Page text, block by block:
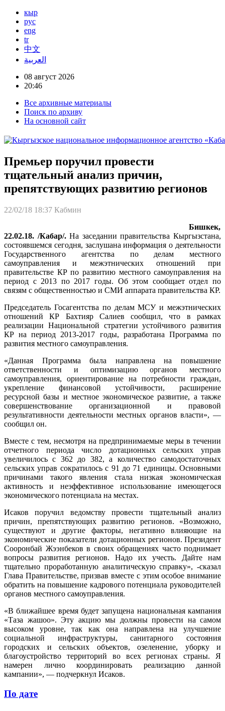
кыр
рус
eng
tr
中文
العربية
08 август 2026
20:46
Все архивные материалы
Поиск по архиву
На основной сайт
Премьер поручил провести
тщательный анализ причин,
препятствующих развитию регионов
22/02/18 18:37 Кабмин
Бишкек,
22.02.18. /Кабар/.На заседании правительства Кыргызстана,
состоявшемся сегодня, заслушана информация о деятельности
Государственного агентства по делам местного
самоуправления и межэтнических отношений при
правительстве КР по развитию местного самоуправления на
период с 2013 по 2017 годы. Об этом сообщает отдел по
связям с общественностью и СМИ аппарата правительства КР.
Председатель Госагентства по делам МСУ и межэтнических
отношений КР Бахтияр Салиев сообщил, что в рамках
реализации Национальной стратегии устойчивого развития
КР на период 2013-2017 годы, разработана Программа по
развития местного самоуправления.
«Данная Программа была направлена на повышение
ответственности и оптимизацию органов местного
самоуправления, ориентирование на потребности граждан,
укрепление финансовой устойчивости, расширение
ресурсной базы и местное экономическое развитие, а также
совершенствование организационной и правовой
результативности деятельности местных органов власти», —
сообщил он.
Вместе с тем, несмотря на предпринимаемые меры в течении
отчетного периода число дотационных сельских управ
увеличилось с 362 до 382, а количество самодостаточных
сельских управ сократилось с 91 до 71 единицы. Основными
причинами такого явления стала низкая экономическая
активность и неэффективное использование имеющегося
экономического потенциала на местах.
Исаков поручил ведомству провести тщательный анализ
причин, препятствующих развитию регионов. «Возможно,
существуют и другие факторы, негативно влияющие на
экономические показатели дотационных регионов. Президент
Сооронбай Жээнбеков в своих обращениях часто поднимает
вопросы развития регионов. Надо их учесть. Дайте нам
тщательно проработанную аналитическую справку», -сказал
Глава Правительстве, призвав вместе с этим особое внимание
обратить на повышение кадрового потенциала руководителей
органов местного самоуправления.
«В ближайшее время будет запущена национальная кампания
«Таза жашоо». Эту акцию мы должны провести на самом
высоком уровне, так как она направлена на улучшение
социальной инфраструктуры, санитарного состояния
городских и сельских объектов, озеленение, уборку и
благоустройство территорий во всех регионах страны. Я
намерен лично координировать реализацию данной
кампании», — подчеркнул Исаков.
По дате